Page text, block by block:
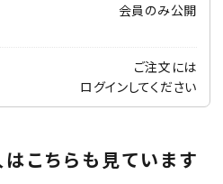
会員のみ公開
ご注文には
ログインしてください
こちらも見ています